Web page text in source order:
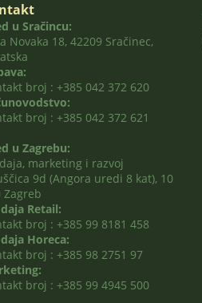
u Sračincu:
Novaka 18, 42209 Sračinec,
broj : +385 042 372 620
broj : +385 042 372 621
u Zagrebu:
marketing i razvoj
9d (Angora uredi 8 kat), 10
Zagreb
Retail:
broj : +385 99 8181 458
Horeca:
broj : +385 98 2751 97
broj : +385 99 4945 500